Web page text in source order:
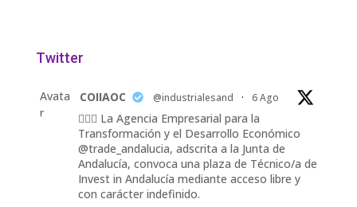
Twitter
Avata
r
COIIAOC @industrialesand · 6 Ago
👷🏽‍♀️ La Agencia Empresarial para la
Transformación y el Desarrollo Económico
@trade_andalucia, adscrita a la Junta de
Andalucía, convoca una plaza de Técnico/a de
Invest in Andalucía mediante acceso libre y
con carácter indefinido.